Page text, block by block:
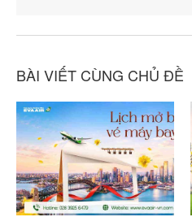
BÀI VIẾT CÙNG CHỦ ĐỀ